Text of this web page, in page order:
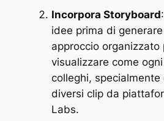
Incorpora Storyboard
idee prima di
approccio organizzato
visualizzare come
colleghi,
diversi clip da
Labs.